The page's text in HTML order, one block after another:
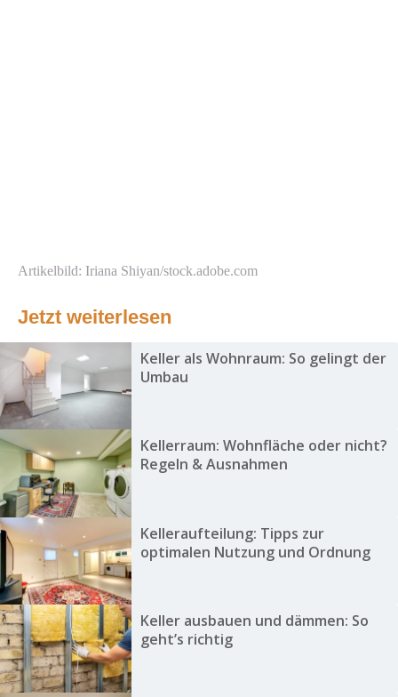
Artikelbild: Iriana Shiyan/stock.adobe.com
Jetzt weiterlesen
Keller als Wohnraum: So gelingt der
Umbau
Kellerraum: Wohnfläche oder nicht?
Regeln & Ausnahmen
Kelleraufteilung: Tipps zur
optimalen Nutzung und Ordnung
Keller ausbauen und dämmen: So
geht’s richtig